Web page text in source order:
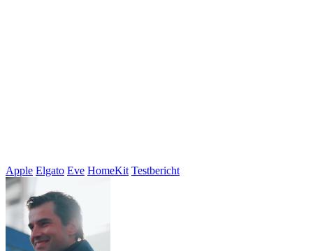
Apple Elgato Eve HomeKit Testbericht